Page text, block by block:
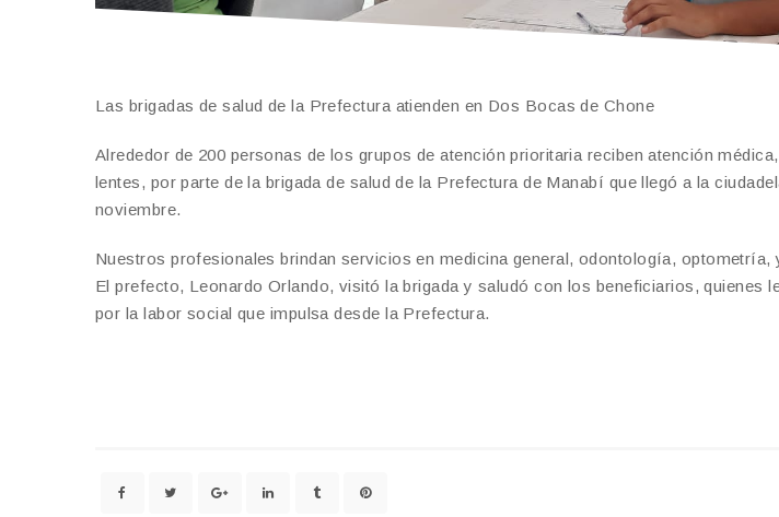
Las brigadas de salud de la Prefectura atienden en Dos Bocas de Chone
Alrededor de 200 personas de los grupos de atención prioritaria reciben atención
lentes, por parte de la brigada de salud de la Prefectura de Manabí que llegó a la
noviembre.
Nuestros profesionales brindan servicios en medicina general, odontología, optometría,
El prefecto, Leonardo Orlando, visitó la brigada y saludó con los beneficiarios, quienes
por la labor social que impulsa desde la Prefectura.